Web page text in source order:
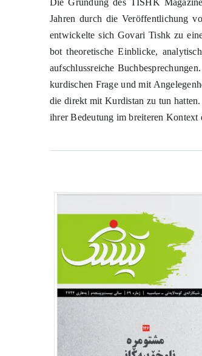
Die Gründung des TISHK
Jahren durch die Veröffentlichung
entwickelte sich Govari Tishk zu
bot theoretische Einblicke,
aufschlussreiche
kurdischen Frage und mit
die direkt mit Kurdistan zu tun hatten.